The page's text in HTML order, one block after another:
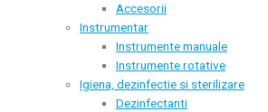
Accesorii
Instrumentar
Instrumente manuale
Instrumente rotative
Igiena, dezinfectie si sterilizare
Dezinfectanti